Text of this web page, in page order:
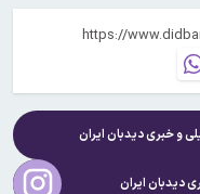
و خبریدیدبان ایران
دیدبان ایران